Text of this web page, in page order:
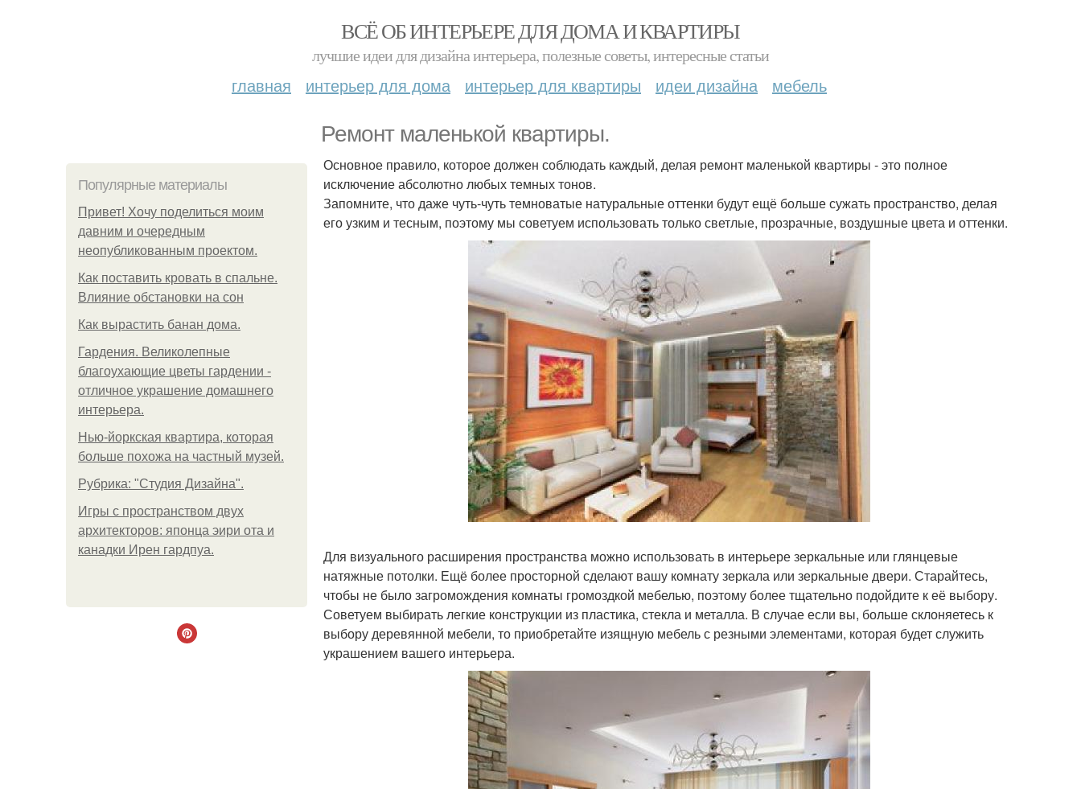
ВСЁ ОБ ИНТЕРЬЕРЕ ДЛЯ ДОМА И КВАРТИРЫ
лучшие идеи для дизайна интерьера, полезные советы, интересные статьи
главная интерьер для дома интерьер для квартиры идеи дизайна мебель
Ремонт маленькой квартиры.
Популярные материалы
Привет! Хочу поделиться моим
давним и очередным
неопубликованным проектом.
Как поставить кровать в спальне.
Влияние обстановки на сон
Как вырастить банан дома.
Гардения. Великолепные
благоухающие цветы гардении -
отличное украшение домашнего
интерьера.
Нью-йоркская квартира, которая
больше похожа на частный музей.
Рубрика: "Студия Дизайна".
Игры с пространством двух
архитекторов: японца эири ота и
канадки Ирен гардпуа.
Основное правило, которое должен соблюдать каждый, делая ремонт маленькой квартиры - это полное
исключение абсолютно любых темных тонов.
Запомните, что даже чуть-чуть темноватые натуральные оттенки будут ещё больше сужать пространство, делая
его узким и тесным, поэтому мы советуем использовать только светлые, прозрачные, воздушные цвета и оттенки.
Для визуального расширения пространства можно использовать в интерьере зеркальные или глянцевые
натяжные потолки. Ещё более просторной сделают вашу комнату зеркала или зеркальные двери. Старайтесь,
чтобы не было загромождения комнаты громоздкой мебелью, поэтому более тщательно подойдите к её выбору.
Советуем выбирать легкие конструкции из пластика, стекла и металла. В случае если вы, больше склоняетесь к
выбору деревянной мебели, то приобретайте изящную мебель с резными элементами, которая будет служить
украшением вашего интерьера.